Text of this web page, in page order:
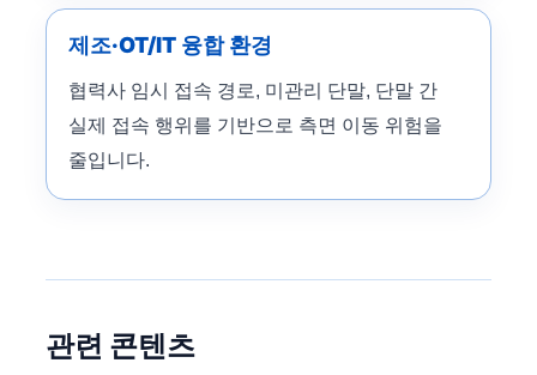
제조·OT/IT 융합 환경
협력사 임시 접속 경로, 미관리 단말, 단말 간
실제 접속 행위를 기반으로 측면 이동 위험을
줄입니다.
관련 콘텐츠